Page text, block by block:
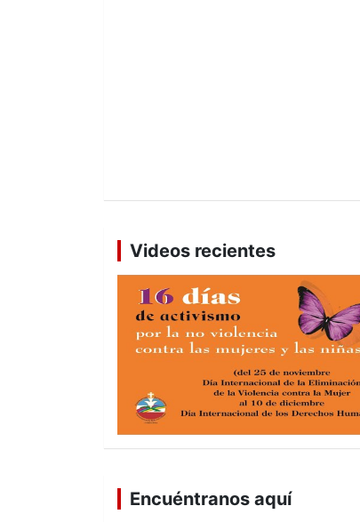
Videos recientes
Encuéntranos aquí